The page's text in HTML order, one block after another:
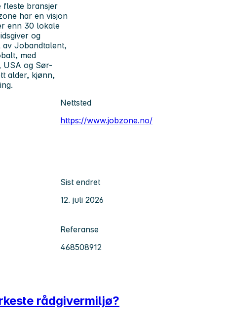
fleste bransjer
har en visjon
enn 30 lokale
og
Jobandtalent,
med
USA og Sør-
alder, kjønn,
Nettsted
https://www.jobzone.no/
Sist endret
12. juli 2026
Referanse
468508912
rådgivermiljø?